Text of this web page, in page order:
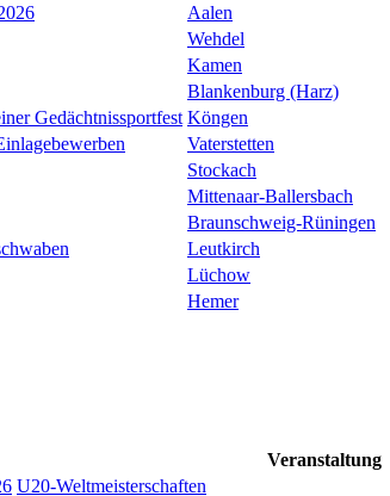
Aalen
Wehdel
Kamen
Blankenburg (Harz)
Gedächtnissportfest Köngen
Vaterstetten
Stockach
Mittenaar-Ballersbach
Braunschweig-Rüningen
Leutkirch
Lüchow
Hemer
Veranstaltung
U20-Weltmeisterschaften